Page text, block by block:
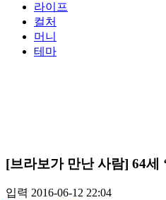
라이프
컬처
머니
테마
[브라보가 만난 사람] 64세
입력 2016-06-12 22:04